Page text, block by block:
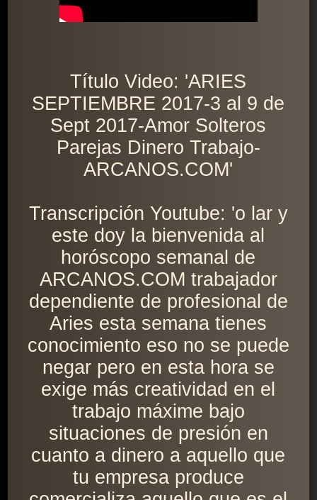
Título Video: 'ARIES
SEPTIEMBRE 2017-3 al 9 de
Sept 2017-Amor Solteros
Parejas Dinero Trabajo-
ARCANOS.COM'
Transcripción Youtube: 'o lar y
este doy la bienvenida al
horóscopo semanal de
ARCANOS.COM trabajador
dependiente de profesional de
Aries esta semana tienes
conocimiento eso no se puede
negar pero en esta hora se
exige más creatividad en el
trabajo máxime bajo
situaciones de presión en
cuanto a dinero a aquello que
tu empresa produce